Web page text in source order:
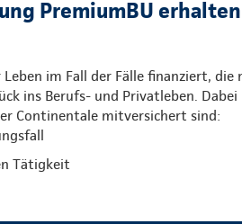
PremiumBU erhalten
im Fall der Fälle finanziert, die
ins Berufs- und Privatleben. Dabei
Continentale mitversichert sind:
Tätigkeit